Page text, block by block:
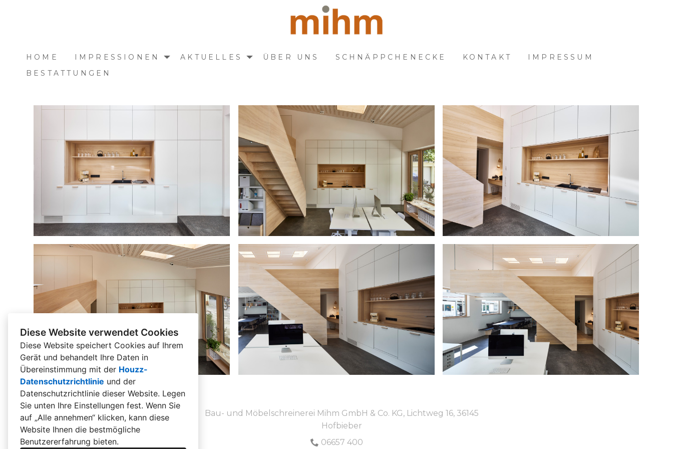
Diese Website verwendet Cookies
Diese Website speichert Cookies auf Ihrem
Gerät und behandelt Ihre Daten in
Übereinstimmung mit der Houzz-
Datenschutzrichtlinie und der
Datenschutzrichtlinie dieser Website. Legen
Sie unten Ihre Einstellungen fest. Wenn Sie
auf „Alle annehmen“ klicken, kann diese
Website Ihnen die bestmögliche
Benutzererfahrung bieten.
HOME IMPRESSIONEN AKTUELLES ÜBER UNS SCHNÄPPCHENECKE KONTAKT
IMPRESSUM
BESTATTUNGEN
Bau- und Möbelschreinerei Mihm GmbH & Co. KG, Lichtweg 16, 36145
Hofbieber
06657 400